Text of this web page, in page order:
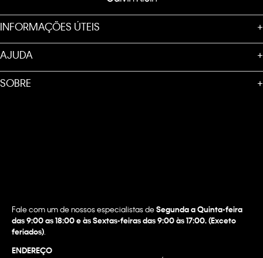
INFORMAÇÕES ÚTEIS +
AJUDA +
SOBRE +
Fale com um de nossos especialistas deSegunda a Quinta-feira
das 9:00 as 18:00 e às Sextas-feiras das 9:00 às 17:00. (Exceto
feriados).
ENDEREÇO